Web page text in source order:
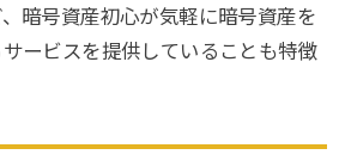
暗号資産初心が気軽に暗号資産を
ービスを提供していることも特徴